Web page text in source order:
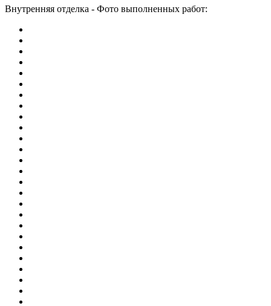
Внутренняя отделка - Фото выполненных работ: